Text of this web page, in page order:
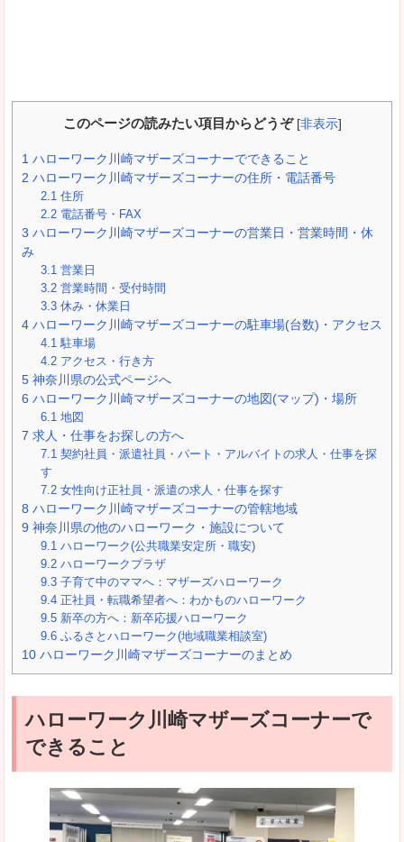
このページの読みたい項目からどうぞ [非表示]
1 ハローワーク川崎マザーズコーナーでできること
2 ハローワーク川崎マザーズコーナーの住所・電話番号
2.1 住所
2.2 電話番号・FAX
3 ハローワーク川崎マザーズコーナーの営業日・営業時間・休
み
3.1 営業日
3.2 営業時間・受付時間
3.3 休み・休業日
4 ハローワーク川崎マザーズコーナーの駐車場(台数)・アクセス
4.1 駐車場
4.2 アクセス・行き方
5 神奈川県の公式ページへ
6 ハローワーク川崎マザーズコーナーの地図(マップ)・場所
6.1 地図
7 求人・仕事をお探しの方へ
7.1 契約社員・派遣社員・パート・アルバイトの求人・仕事を探
す
7.2 女性向け正社員・派遣の求人・仕事を探す
8 ハローワーク川崎マザーズコーナーの管轄地域
9 神奈川県の他のハローワーク・施設について
9.1 ハローワーク(公共職業安定所・職安)
9.2 ハローワークプラザ
9.3 子育て中のママへ：マザーズハローワーク
9.4 正社員・転職希望者へ：わかものハローワーク
9.5 新卒の方へ：新卒応援ハローワーク
9.6 ふるさとハローワーク(地域職業相談室)
10 ハローワーク川崎マザーズコーナーのまとめ
ハローワーク川崎マザーズコーナーで
できること